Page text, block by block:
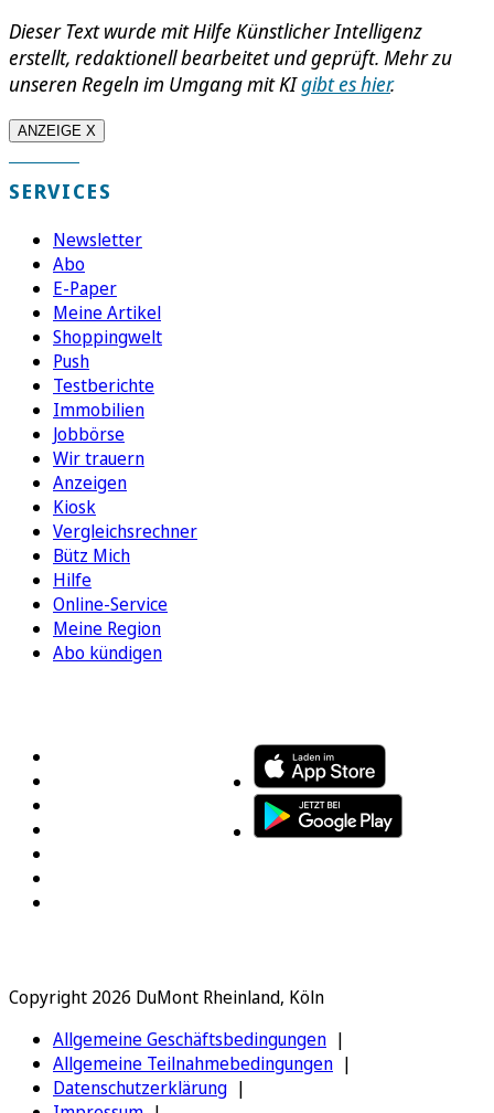
Dieser Text wurde mit Hilfe Künstlicher Intelligenz
erstellt, redaktionell bearbeitet und geprüft. Mehr zu
unseren Regeln im Umgang mit KIgibt es hier.
ANZEIGE X
SERVICES
Newsletter
Abo
E-Paper
Meine Artikel
Shoppingwelt
Push
Testberichte
Immobilien
Jobbörse
Wir trauern
Anzeigen
Kiosk
Vergleichsrechner
Bütz Mich
Hilfe
Online-Service
Meine Region
Abo kündigen
Copyright 2026 DuMont Rheinland, Köln
Allgemeine Geschäftsbedingungen
Allgemeine Teilnahmebedingungen
Datenschutzerklärung